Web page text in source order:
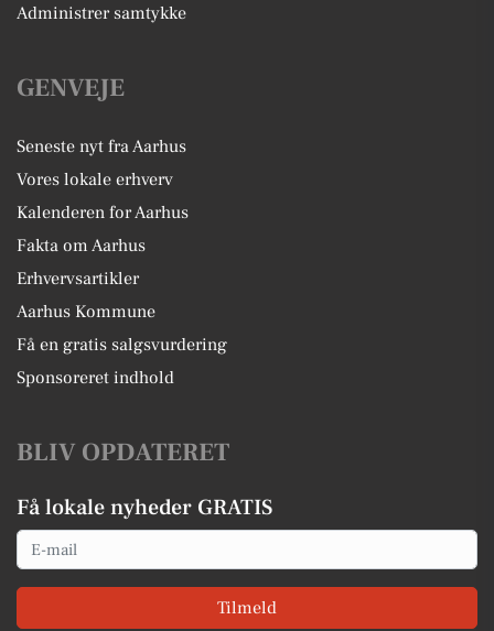
Administrer samtykke
GENVEJE
Seneste nyt fra Aarhus
Vores lokale erhverv
Kalenderen for Aarhus
Fakta om Aarhus
Erhvervsartikler
Aarhus Kommune
Få en gratis salgsvurdering
Sponsoreret indhold
BLIV OPDATERET
Få lokale nyheder GRATIS
Email
Tilmeld